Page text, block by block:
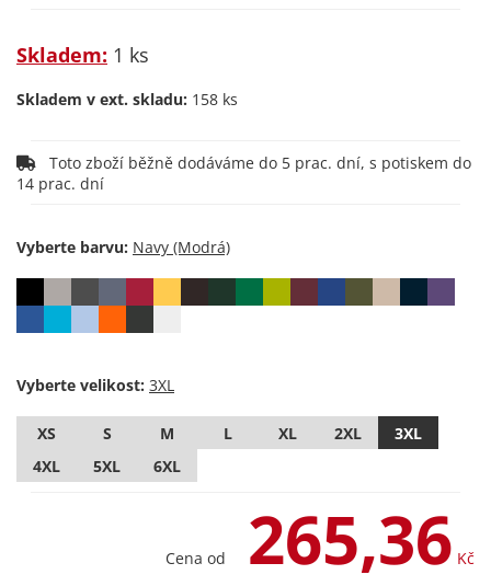
Skladem: 1 ks
Skladem v ext. skladu: 158 ks
14 prac. dní
Vyberte barvu:
Vyberte velikost:
XS S M L XL 2XL
3XL
4XL
5XL 6XL
Cena od 265,36 Kč